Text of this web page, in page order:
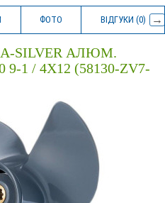
ФОТО ВІДГУКИ (0)
SILVER АЛЮМ.
9-1 / 4X12 (58130-ZV7-